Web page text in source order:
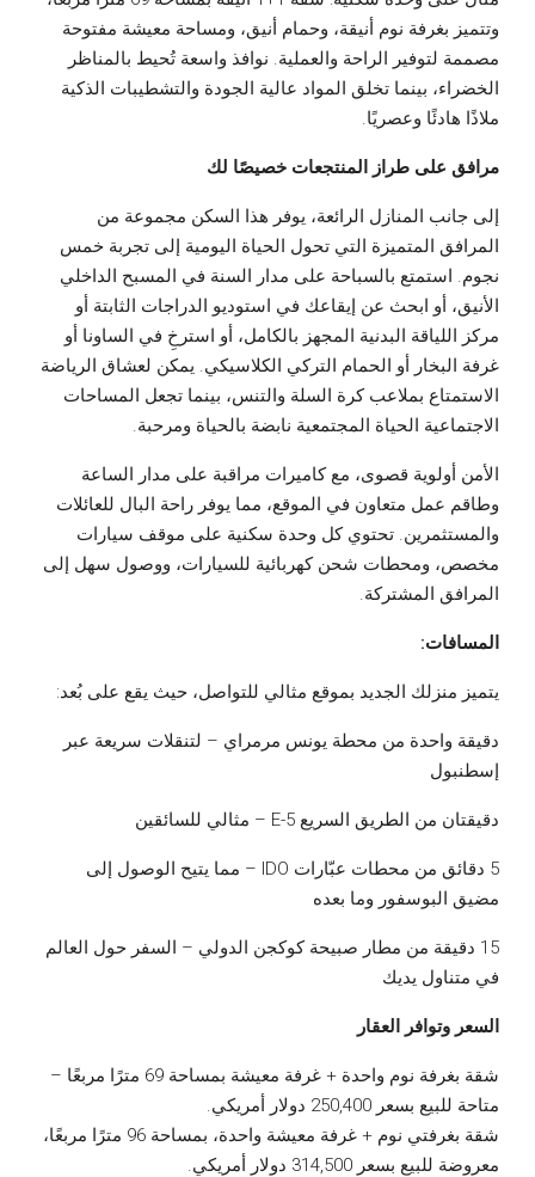
وتتميز بغرفة نوم أنيقة، وحمام أنيق، ومساحة معيشة مفتوحة
مصممة لتوفير الراحة والعملية. نوافذ واسعة تُحيط بالمناظر
الخضراء، بينما تخلق المواد عالية الجودة والتشطيبات الذكية
ملاذًا هادئًا وعصريًا.
مرافق على طراز المنتجعات خصيصًا لك
إلى جانب المنازل الرائعة، يوفر هذا السكن مجموعة من
المرافق المتميزة التي تحول الحياة اليومية إلى تجربة خمس
نجوم. استمتع بالسباحة على مدار السنة في المسبح الداخلي
الأنيق، أو ابحث عن إيقاعك في استوديو الدراجات الثابتة أو
مركز اللياقة البدنية المجهز بالكامل، أو استرخِ في الساونا أو
غرفة البخار أو الحمام التركي الكلاسيكي. يمكن لعشاق الرياضة
الاستمتاع بملاعب كرة السلة والتنس، بينما تجعل المساحات
الاجتماعية الحياة المجتمعية نابضة بالحياة ومرحبة.
الأمن أولوية قصوى، مع كاميرات مراقبة على مدار الساعة
وطاقم عمل متعاون في الموقع، مما يوفر راحة البال للعائلات
والمستثمرين. تحتوي كل وحدة سكنية على موقف سيارات
مخصص، ومحطات شحن كهربائية للسيارات، ووصول سهل إلى
المرافق المشتركة.
المسافات:
يتميز منزلك الجديد بموقع مثالي للتواصل، حيث يقع على بُعد:
دقيقة واحدة من محطة يونس مرمراي – لتنقلات سريعة عبر
إسطنبول
دقيقتان من الطريق السريع E-5 – مثالي للسائقين
5 دقائق من محطات عبّارات IDO – مما يتيح الوصول إلى
مضيق البوسفور وما بعده
15 دقيقة من مطار صبيحة كوكجن الدولي – السفر حول العالم
في متناول يديك
السعر وتوافر العقار
شقة بغرفة نوم واحدة + غرفة معيشة بمساحة 69 مترًا مربعًا –
متاحة للبيع بسعر 250,400 دولار أمريكي.
شقة بغرفتي نوم + غرفة معيشة واحدة، بمساحة 96 مترًا مربعًا،
معروضة للبيع بسعر 314,500 دولار أمريكي.